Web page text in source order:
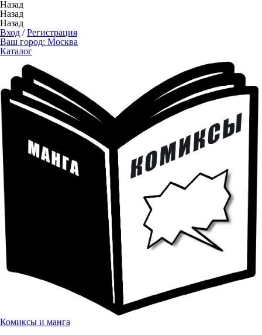
Назад
Назад
Назад
Вход /Регистрация
Ваш город: Москва
Каталог
Комиксы и манга